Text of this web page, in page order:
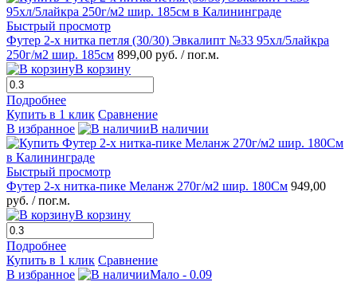
Быстрый просмотр
Футер 2-х нитка петля (30/30) Эвкалипт №33 95хл/5лайкра
250г/м2 шир. 185см 899,00 руб. / пог.м.
В корзину
Подробнее
Купить в 1 клик Сравнение
В избранное
В наличии
Быстрый просмотр
Футер 2-х нитка-пике Меланж 270г/м2 шир. 180См 949,00
руб. / пог.м.
В корзину
Подробнее
Купить в 1 клик Сравнение
В избранное
Мало - 0.09